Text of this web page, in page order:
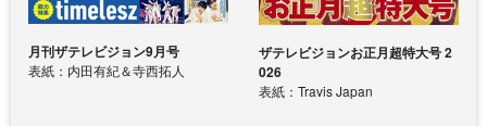
月刊ザテレビジョン9月号
表紙：内田有紀＆寺西拓人
ザテレビジョンお正月超特大号 2
026
表紙：Travis Japan